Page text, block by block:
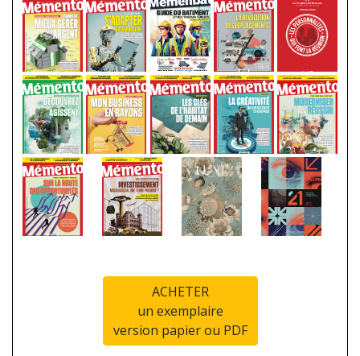
ACHETER
un exemplaire
version papier ou PDF